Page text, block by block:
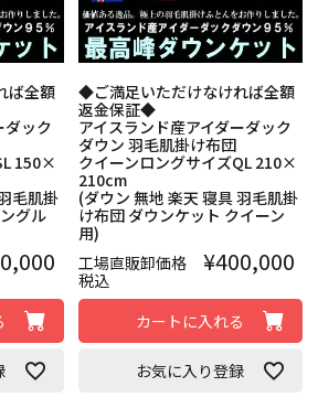
ば全額
ダック
150×
毛肌掛
グル
◆ご満足いただけなければ全額
返金保証◆
アイスランド産アイダーダック
ダウン 羽毛肌掛け布団
クイーンロングサイズQL 210×
210cm
(ダウン 無地 楽天 寝具 羽毛肌掛
け布団 ダウンケット クイーン
用)
工場直販卸価格
¥400,000
税込
カートに入れる
お気に入り登録